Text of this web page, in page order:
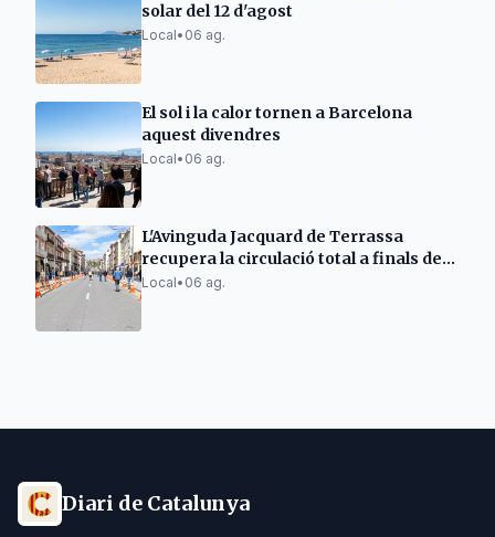
solar del 12 d'agost
Local• 06 ag.
El sol i la calor tornen a Barcelona
aquest divendres
Local• 06 ag.
L'Avinguda Jacquard de Terrassa
recupera la circulació total a finals de
setmana
Local• 06 ag.
Diari de Catalunya